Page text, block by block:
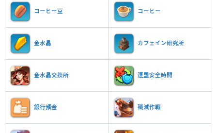
コーヒー豆 コーヒー
金水晶 カフェイン研究所
金水晶交換所 連盟安全時間
銀行預金 殲滅作戦